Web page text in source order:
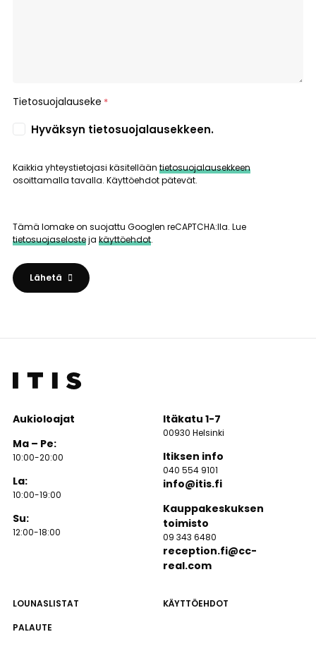
Tietosuojalauseke *
Hyväksyn tietosuojalausekkeen.
Kaikkia yhteystietojasi käsitellään tietosuojalausekkeen
osoittamalla tavalla. Käyttöehdot pätevät.
Tämä lomake on suojattu Googlen reCAPTCHA:lla. Lue
tietosuojaselosteja käyttöehdot.
Lähetä
LOUNASLISTAT
KÄYTTÖEHDOT
PALAUTE
Aukioloajat
Ma – Pe:
10:00-20:00
La:
10:00-19:00
Su:
12:00-18:00
Itäkatu 1-7
00930 Helsinki
Itiksen info
040 554 9101
info@itis.fi
Kauppakeskuksen
toimisto
09 343 6480
reception.fi@cc-
real.com